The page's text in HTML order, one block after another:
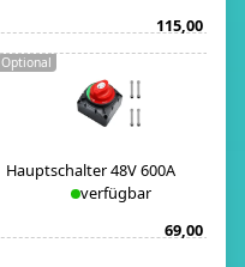
115,00 €
Hauptschalter 48V 600A
verfügbar
69,00 €
Optional